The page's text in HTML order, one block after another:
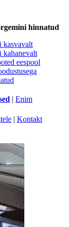
hinnatud
kasvavalt
kahanevalt
eespool
| Enim
| Kontakt